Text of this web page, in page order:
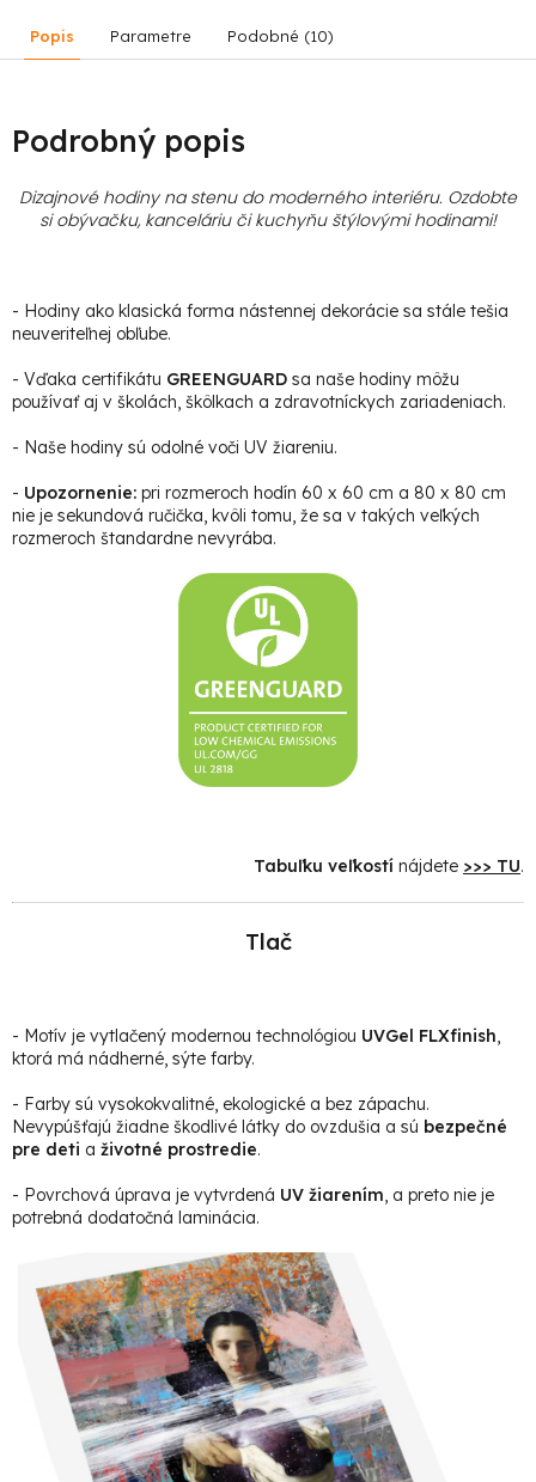
Popis Parametre Podobné (10)
Podrobný popis
Dizajnové hodiny na stenu do moderného interiéru. Ozdobte
si obývačku, kanceláriu či kuchyňu štýlovými hodinami!
- Hodiny ako klasická forma nástennej dekorácie sa stále tešia
neuveriteľnej obľube.
- Vďaka certifikátu GREENGUARD sa naše hodiny môžu
používať aj v školách, škôlkach a zdravotníckych zariadeniach.
- Naše hodiny sú odolné voči UV žiareniu.
- Upozornenie: pri rozmeroch hodín 60 x 60 cm a 80 x 80 cm
nie je sekundová ručička, kvôli tomu, že sa v takých veľkých
rozmeroch štandardne nevyrába.
Tabuľku veľkostí nájdete >>> TU.
Tlač
- Motív je vytlačený modernou technológiou UVGel FLXfinish,
ktorá má nádherné, sýte farby.
- Farby sú vysokokvalitné, ekologické a bez zápachu.
Nevypúšťajú žiadne škodlivé látky do ovzdušia a sú bezpečné
pre deti a životné prostredie.
- Povrchová úprava je vytvrdená UV žiarením, a preto nie je
potrebná dodatočná laminácia.